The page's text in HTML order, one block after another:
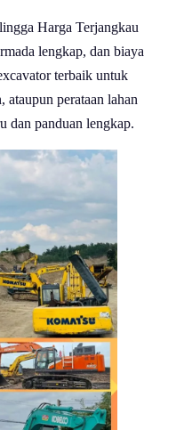
Harga Terjangkau
lengkap, dan biaya
terbaik untuk
ataupun perataan lahan
dan panduan lengkap.